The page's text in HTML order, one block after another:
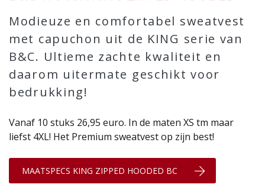
Modieuze en comfortabel sweatvest
met capuchon uit de KING serie van
B&C. Ultieme zachte kwaliteit en
daarom uitermate geschikt voor
bedrukking!
Vanaf 10 stuks 26,95 euro. In de maten XS tm maar
liefst 4XL! Het Premium sweatvest op zijn best!
MAATSPECS KING ZIPPED HOODED BC